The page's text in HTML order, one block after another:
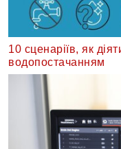
10 сценаріїв, як
водопостачанням